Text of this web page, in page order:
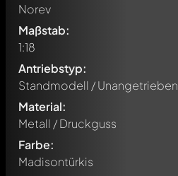
Norev
Maßstab:
1:18
Antriebstyp:
Standmodell / Unangetrieben
Material:
Metall / Druckguss
Farbe:
Madisontürkis